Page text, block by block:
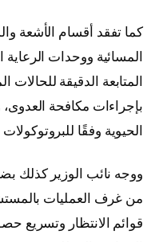
كما تفقد أقسام الأشعة
المسائية ووحدات
المتابعة الدقيقة للحالات
بإجراءات مكافحة
الحيوية وفقًا
ووجه نائب الوزير كذلك
من غرف العمليات
قوائم الانتظار وتسريع